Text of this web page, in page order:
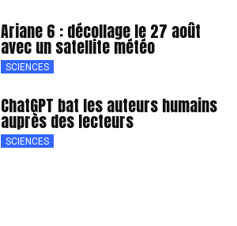
Ariane 6 : décollage le 27 août
avec un satellite météo
SCIENCES
ChatGPT bat les auteurs humains
auprès des lecteurs
SCIENCES